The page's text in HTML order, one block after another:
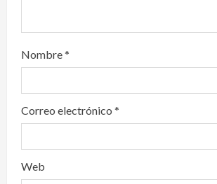
Nombre*
Correo electrónico *
Web